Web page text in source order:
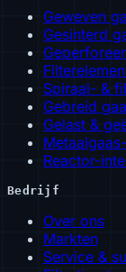
Geweven
Gesinterd
Spiraal- &
Gebreid
Gelast &
Reactor-
Bedrijf
Over ons
Markten
Service &